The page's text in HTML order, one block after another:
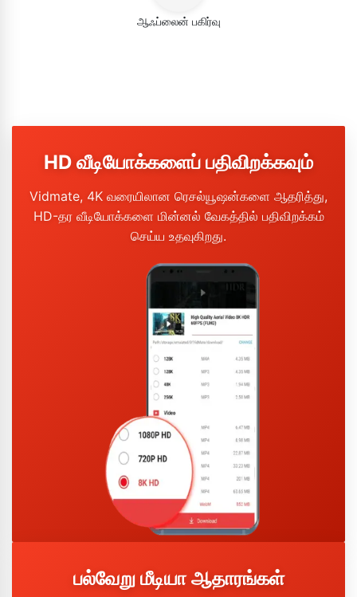
ஆஃப்லைன் பகிர்வு
HD வீடியோக்களைப் பதிவிறக்கவும்
Vidmate, 4K வரையிலான ரெசல்யூஷன்களை ஆதரித்து,
HD-தர வீடியோக்களை மின்னல் வேகத்தில் பதிவிறக்கம்
செய்ய உதவுகிறது.
பல்வேறு மீடியா ஆதாரங்கள்